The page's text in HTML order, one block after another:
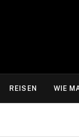
REISEN WIE